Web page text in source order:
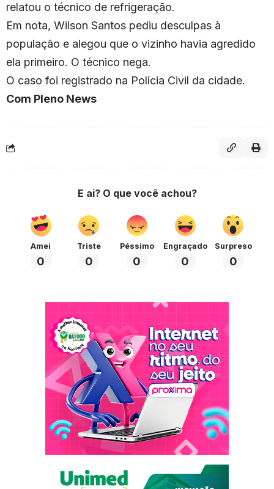
relatou o técnico de refrigeração.
Em nota, Wilson Santos pediu desculpas à
população e alegou que o vizinho havia agredido
ela primeiro. O técnico nega.
O caso foi registrado na Polícia Civil da cidade.
Com Pleno News
E ai? O que você achou?
Amei
0
Triste
0
Péssimo
0
Engraçado
0
Surpreso
0